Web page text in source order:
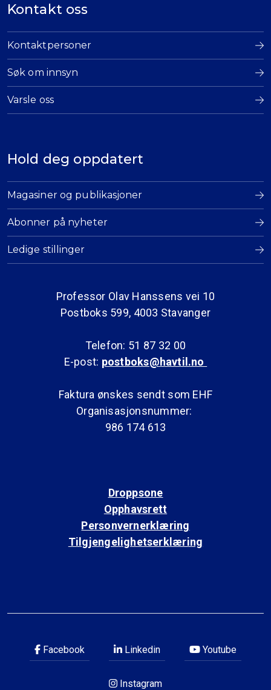
Kontakt oss
Kontaktpersoner
Søk om innsyn
Varsle oss
Hold deg oppdatert
Magasiner og publikasjoner
Abonner på nyheter
Ledige stillinger
Professor Olav Hanssens vei 10
Postboks 599, 4003 Stavanger
Telefon: 51 87 32 00
E-post: postboks@havtil.no
Faktura ønskes sendt som EHF
Organisasjonsnummer:
986 174 613
Droppsone
Opphavsrett
Personvernerklæring
Tilgjengelighetserklæring
Facebook Linkedin Youtube
Instagram